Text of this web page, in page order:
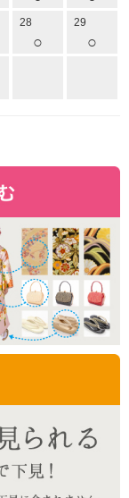
28
○
29
○